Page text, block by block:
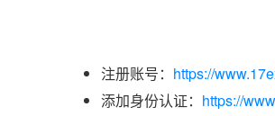
注册账号： https://
添加身份认证： https://